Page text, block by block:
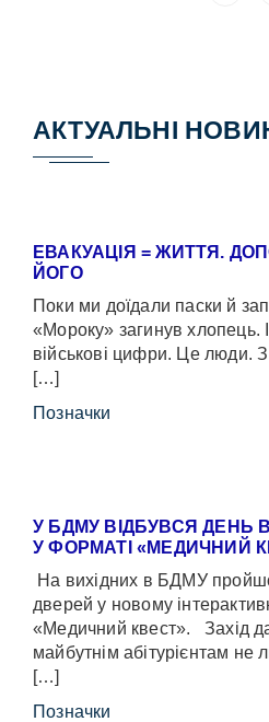
АКТУАЛЬНІ
ЕВАКУАЦІЯ = ЖИТТЯ.
ЙОГО
Поки ми доїдали паски й
«Мороку» загинув хлопець.
військові цифри. Це люди.
[…]
Позначки
У БДМУ ВІДБУВСЯ ДЕНЬ
У ФОРМАТІ «МЕДИЧНИЙ
На вихідних в БДМУ
дверей у новому
«Медичний квест». Захід
майбутнім абітурієнтам не
[…]
Позначки